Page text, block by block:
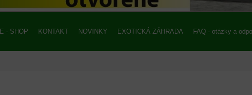
E - SHOP KONTAKT NOVINKY EXOTICKÁ ZÁHRADA FAQ - otázky a